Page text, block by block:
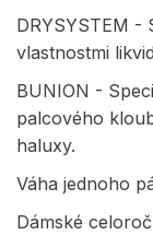
DRYSYSTEM -
vlastnostmi
BUNION -
palcového
haluxy.
Váha jednoho
Dámské